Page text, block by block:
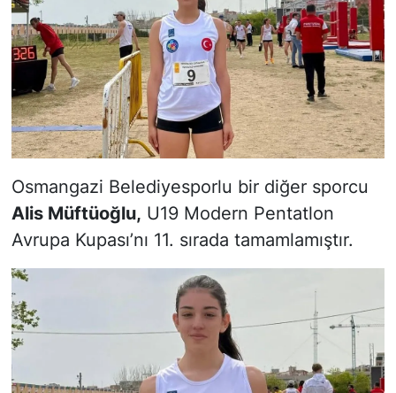
Osmangazi Belediyesporlu bir diğer sporcu
Alis Müftüoğlu, U19 Modern Pentatlon
Avrupa Kupası’nı 11. sırada tamamlamıştır.